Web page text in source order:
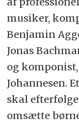
musiker,
Benjamin
Jonas
og
Johannesen.
skal
omsætte